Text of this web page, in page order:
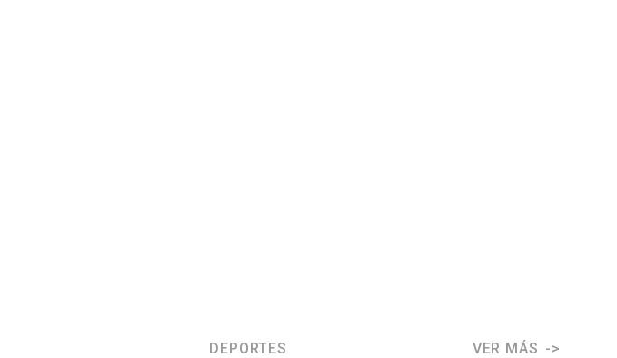
DEPORTES VER MÁS